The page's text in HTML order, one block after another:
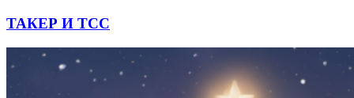
ТАКЕР И ТСС